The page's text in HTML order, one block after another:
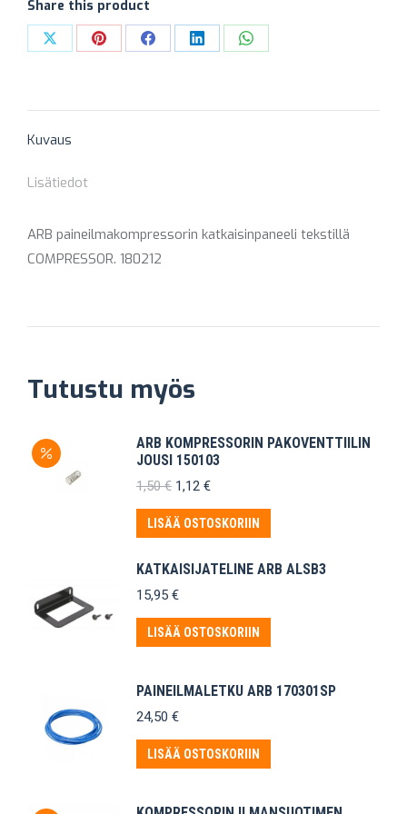
Share this product
Share Share Share Share Share
Kuvaus
Lisätiedot
ARB paineilmakompressorin katkaisinpaneeli tekstillä
COMPRESSOR. 180212
Tutustu myös
ARB KOMPRESSORIN PAKOVENTTIILIN
JOUSI 150103
1,50€ Alkuperäinen
oli:
1,50 €.
1,12 €Nykyinen
on:
1,12 €.
LISÄÄ OSTOSKORIIN
KATKAISIJATELINE ARB ALSB3
15,95 €
LISÄÄ OSTOSKORIIN
PAINEILMALETKU ARB 170301SP
24,50 €
LISÄÄ OSTOSKORIIN